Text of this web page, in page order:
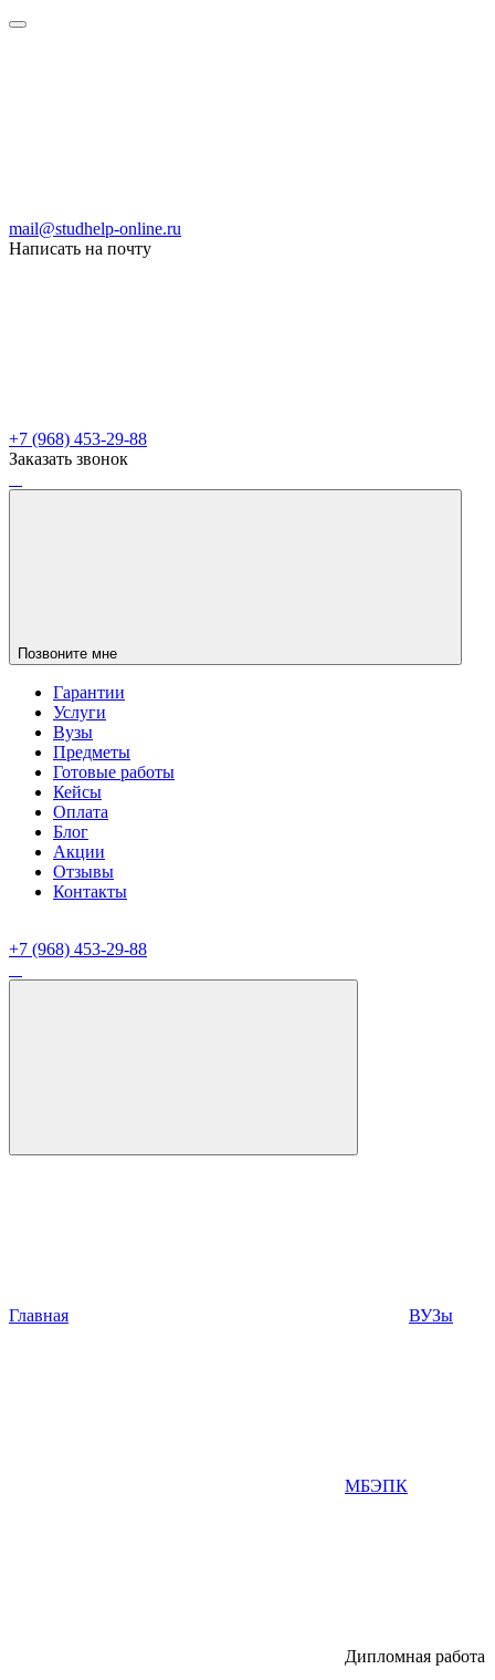
mail@studhelp-online.ru
Написать на почту
+7 (968) 453-29-88
Заказать звонок
Позвоните мне
Гарантии
Услуги
Вузы
Предметы
Готовые работы
Кейсы
Оплата
Блог
Акции
Отзывы
Контакты
+7 (968) 453-29-88
Главная ВУЗы
МБЭПК
Дипломная работа